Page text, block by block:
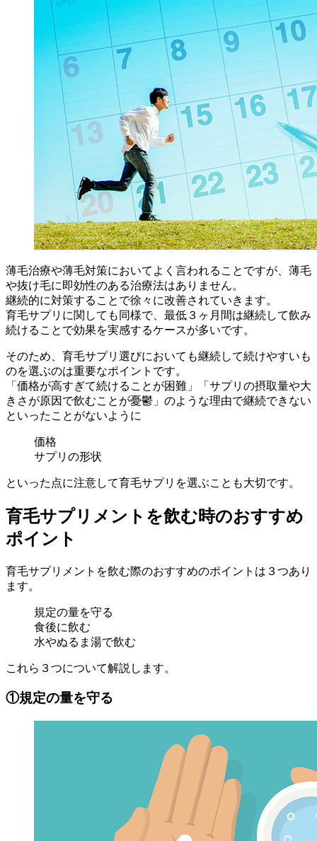
薄毛治療や薄毛対策においてよく言われることですが、薄毛
や抜け毛に即効性のある治療法はありません。
継続的に対策することで徐々に改善されていきます。
育毛サプリに関しても同様で、最低３ヶ月間は継続して飲み
続けることで効果を実感するケースが多いです。
そのため、育毛サプリ選びにおいても継続して続けやすいも
のを選ぶのは重要なポイントです。
「価格が高すぎて続けることが困難」「サプリの摂取量や大
きさが原因で飲むことが憂鬱」のような理由で継続できない
といったことがないように
価格
サプリの形状
といった点に注意して育毛サプリを選ぶことも大切です。
育毛サプリメントを飲む時のおすすめ
ポイント
育毛サプリメントを飲む際のおすすめのポイントは３つあり
ます。
規定の量を守る
食後に飲む
水やぬるま湯で飲む
これら３つについて解説します。
①規定の量を守る